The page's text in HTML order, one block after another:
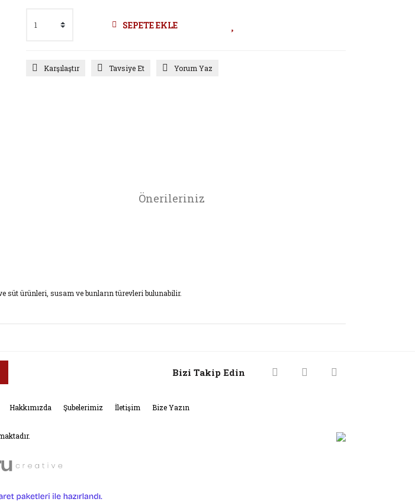
SEPETE EKLE
Karşılaştır Tavsiye Et Yorum Yaz
Önerileriniz
süt ürünleri, susam ve bunların türevleri bulunabilir.
Yaz
Bizi Takip Edin
Hakkımızda Şubelerimiz İletişim Bize Yazın
e-